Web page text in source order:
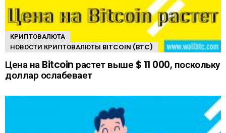
КРИПТОВАЛЮТА
НОВОСТИ КРИПТОВАЛЮТЫ BITCOIN (BTC)
Цена на Bitcoin растет выше $ 11 000, поскольку
доллар ослабевает